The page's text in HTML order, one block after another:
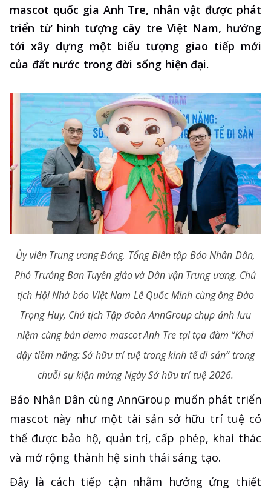
mascot quốc gia Anh Tre, nhân vật được phát
triển từ hình tượng cây tre Việt Nam, hướng
tới xây dựng một biểu tượng giao tiếp mới
của đất nước trong đời sống hiện đại.
Ủy viên Trung ương Đảng, Tổng Biên tập Báo Nhân Dân,
Phó Trưởng Ban Tuyên giáo và Dân vận Trung ương, Chủ
tịch Hội Nhà báo Việt Nam Lê Quốc Minh cùng ông Đào
Trọng Huy, Chủ tịch Tập đoàn AnnGroup chụp ảnh lưu
niệm cùng bản demo mascot Anh Tre tại tọa đàm “Khơi
dậy tiềm năng: Sở hữu trí tuệ trong kinh tế di sản” trong
chuỗi sự kiện mừng Ngày Sở hữu trí tuệ 2026.
Báo Nhân Dân cùng AnnGroup muốn phát triển
mascot này như một tài sản sở hữu trí tuệ có
thể được bảo hộ, quản trị, cấp phép, khai thác
và mở rộng thành hệ sinh thái sáng tạo.
Đây là cách tiếp cận nhằm hưởng ứng thiết